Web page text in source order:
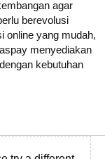
agar
berevolusi
online yang mudah,
menyediakan
kebutuhan